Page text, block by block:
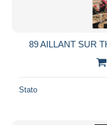
89 AILLANT SUR
Stato